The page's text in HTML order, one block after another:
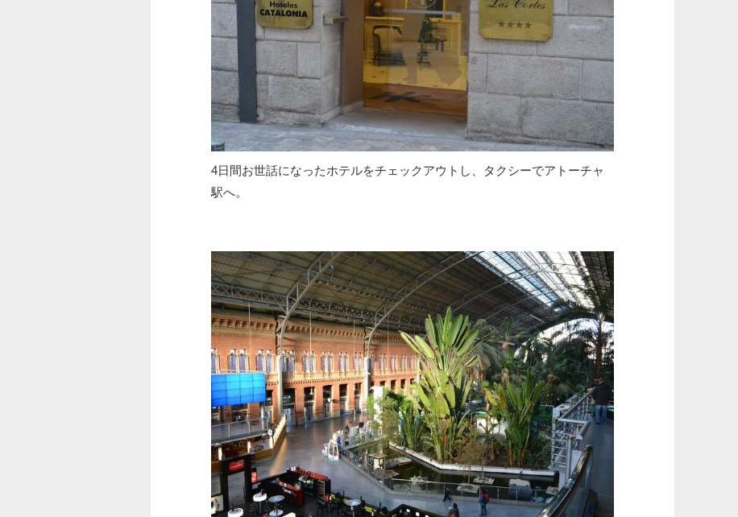
4日間お世話になったホテルをチェックアウトし、タクシーでアトーチャ
駅へ。